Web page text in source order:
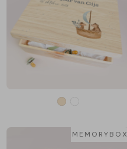
MEMORYBOX